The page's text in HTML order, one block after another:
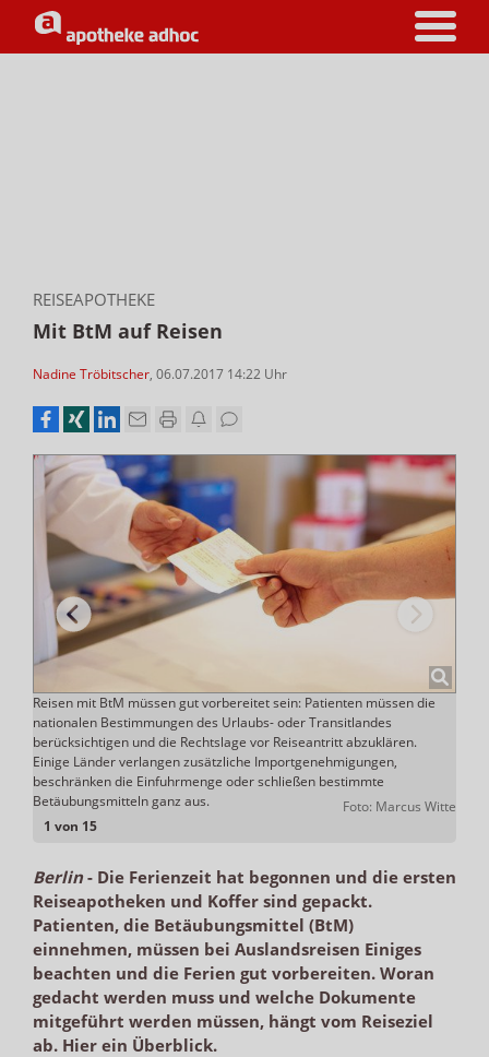
REISEAPOTHEKE
Mit BtM auf Reisen
Nadine Tröbitscher, 06.07.2017 14:22 Uhr
1 von 15
Reisen mit BtM müssen gut vorbereitet sein: Patienten müssen die
nationalen Bestimmungen des Urlaubs- oder Transitlandes
berücksichtigen und die Rechtslage vor Reiseantritt abzuklären.
Einige Länder verlangen zusätzliche Importgenehmigungen,
beschränken die Einfuhrmenge oder schließen bestimmte
Betäubungsmitteln ganz aus.
Foto: Marcus Witte
Berlin- Die Ferienzeit hat begonnen und die ersten
Reiseapotheken und Koffer sind gepackt.
Patienten, die Betäubungsmittel (BtM)
einnehmen, müssen bei Auslandsreisen Einiges
beachten und die Ferien gut vorbereiten. Woran
gedacht werden muss und welche Dokumente
mitgeführt werden müssen, hängt vom Reiseziel
ab. Hier ein Überblick.